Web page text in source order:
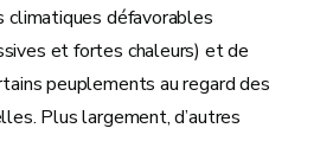
climatiques défavorables
et fortes chaleurs) et de
peuplements au regard des
Plus largement, d’autres